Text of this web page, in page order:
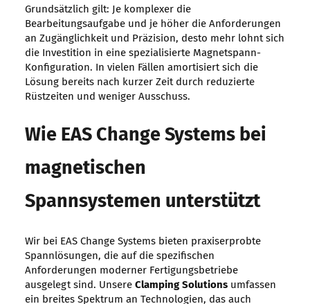
Grundsätzlich gilt: Je komplexer die
Bearbeitungsaufgabe und je höher die Anforderungen
an Zugänglichkeit und Präzision, desto mehr lohnt sich
die Investition in eine spezialisierte Magnetspann-
Konfiguration. In vielen Fällen amortisiert sich die
Lösung bereits nach kurzer Zeit durch reduzierte
Rüstzeiten und weniger Ausschuss.
Wie EAS Change Systems bei
magnetischen
Spannsystemen unterstützt
Wir bei EAS Change Systems bieten praxiserprobte
Spannlösungen, die auf die spezifischen
Anforderungen moderner Fertigungsbetriebe
ausgelegt sind. Unsere Clamping Solutionsumfassen
ein breites Spektrum an Technologien, das auch